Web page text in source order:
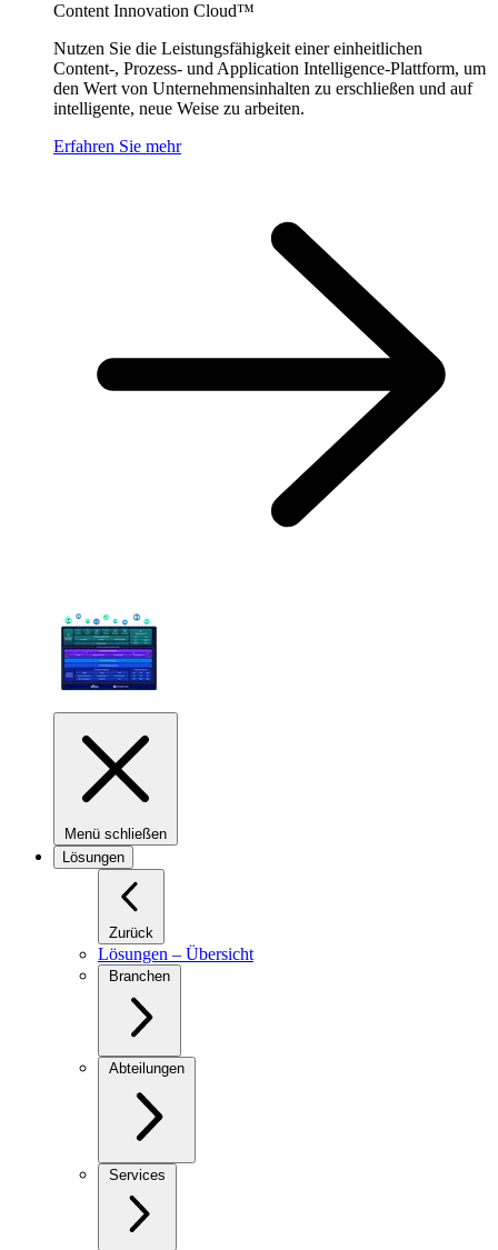
Content Innovation Cloud™
Nutzen Sie die Leistungsfähigkeit einer einheitlichen
Content-, Prozess- und Application Intelligence-Plattform, um
den Wert von Unternehmensinhalten zu erschließen und auf
intelligente, neue Weise zu arbeiten.
Erfahren Sie mehr
Menü schließen
Lösungen
Zurück
Lösungen – Übersicht
Branchen
Abteilungen
Services